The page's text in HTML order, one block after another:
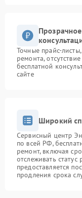
Точные прайс-
ремонта,
бесплатной
сайте
Широкий
Сервисный центр
по всей РФ,
ремонт, включая
отслеживать
предоставляется
продления срока